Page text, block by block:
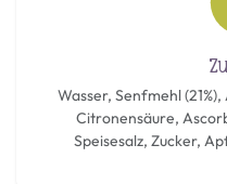
Wasser, Senfmehl
Citronensäure,
Speisesalz, Zucker,